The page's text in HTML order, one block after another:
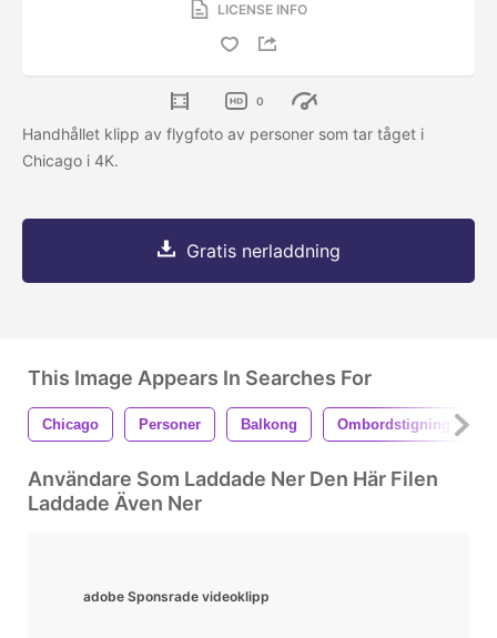
LICENSE INFO
0
Handhållet klipp av flygfoto av personer som tar tåget i
Chicago i 4K.
Gratis nerladdning
This Image Appears In Searches For
Chicago Personer Balkong Ombordstigning
Användare Som Laddade Ner Den Här Filen
Laddade Även Ner
adobe Sponsrade videoklipp